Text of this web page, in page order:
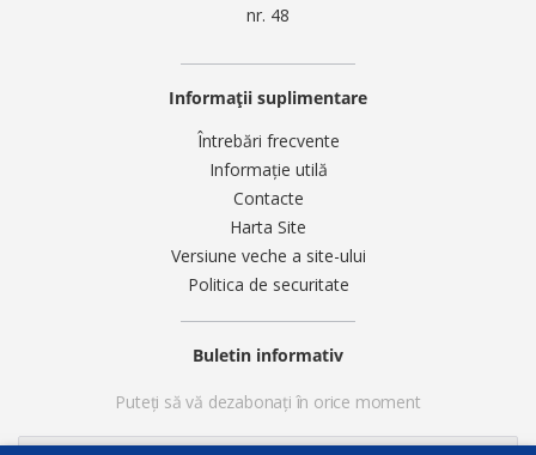
nr. 48
Informații suplimentare
Întrebări frecvente
Informație utilă
Contacte
Harta Site
Versiune veche a site-ului
Politica de securitate
Buletin informativ
Puteți să vă dezabonați în orice moment